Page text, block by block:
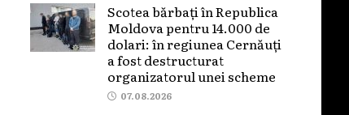
Scotea bărbați în Republica
Moldova pentru 14.000 de
dolari: în regiunea Cernăuți
a fost destructurat
organizatorul unei scheme
07.08.2026